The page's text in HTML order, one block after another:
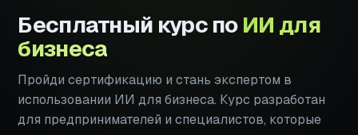
Бесплатный курс поИИ для
бизнеса
Пройди сертификацию и стань экспертом в
использовании ИИ для бизнеса. Курс разработан
для предпринимателей и специалистов, которые